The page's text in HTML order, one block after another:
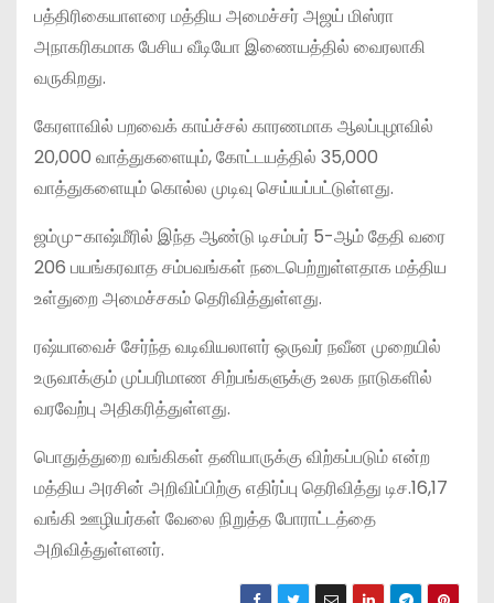
பத்திரிகையாளரை மத்திய அமைச்சர் அஜய் மிஸ்ரா
அநாகரிகமாக பேசிய வீடியோ இணையத்தில் வைரலாகி
வருகிறது.
கேரளாவில் பறவைக் காய்ச்சல் காரணமாக ஆலப்புழாவில்
20,000 வாத்துகளையும், கோட்டயத்தில் 35,000
வாத்துகளையும் கொல்ல முடிவு செய்யப்பட்டுள்ளது.
ஜம்மு-காஷ்மீரில் இந்த ஆண்டு டிசம்பர் 5-ஆம் தேதி வரை
206 பயங்கரவாத சம்பவங்கள் நடைபெற்றுள்ளதாக மத்திய
உள்துறை அமைச்சகம் தெரிவித்துள்ளது.
ரஷ்யாவைச் சேர்ந்த வடிவியலாளர் ஒருவர் நவீன முறையில்
உருவாக்கும் முப்பரிமாண சிற்பங்களுக்கு உலக நாடுகளில்
வரவேற்பு அதிகரித்துள்ளது.
பொதுத்துறை வங்கிகள் தனியாருக்கு விற்கப்படும் என்ற
மத்திய அரசின் அறிவிப்பிற்கு எதிர்ப்பு தெரிவித்து டிச.16,17
வங்கி ஊழியர்கள் வேலை நிறுத்த போராட்டத்தை
அறிவித்துள்ளனர்.